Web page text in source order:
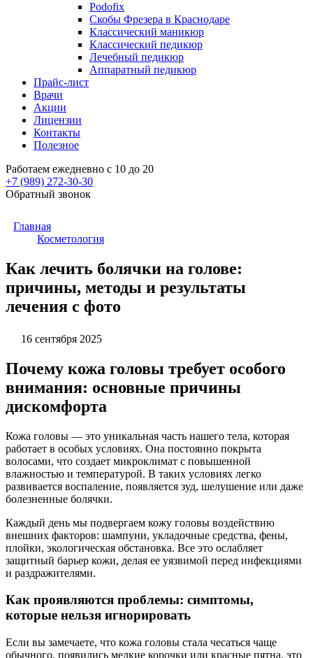
Podofix
Скобы Фрезера в Краснодаре
Классический маникюр
Классический педикюр
Лечебный педикюр
Аппаратный педикюр
Прайс-лист
Врачи
Акции
Лицензии
Контакты
Полезное
Работаем ежедневно с 10 до 20
+7 (989) 272-30-30
Обратный звонок
Главная
Косметология
Как лечить болячки на голове:
причины, методы и результаты
лечения с фото
16 сентября 2025
Почему кожа головы требует особого
внимания: основные причины
дискомфорта
Кожа головы — это уникальная часть нашего тела, которая
работает в особых условиях. Она постоянно покрыта
волосами, что создает микроклимат с повышенной
влажностью и температурой. В таких условиях легко
развивается воспаление, появляется зуд, шелушение или даже
болезненные болячки.
Каждый день мы подвергаем кожу головы воздействию
внешних факторов: шампуни, укладочные средства, фены,
плойки, экологическая обстановка. Все это ослабляет
защитный барьер кожи, делая ее уязвимой перед инфекциями
и раздражителями.
Как проявляются проблемы: симптомы,
которые нельзя игнорировать
Если вы замечаете, что кожа головы стала чесаться чаще
обычного, появились мелкие корочки или красные пятна, это